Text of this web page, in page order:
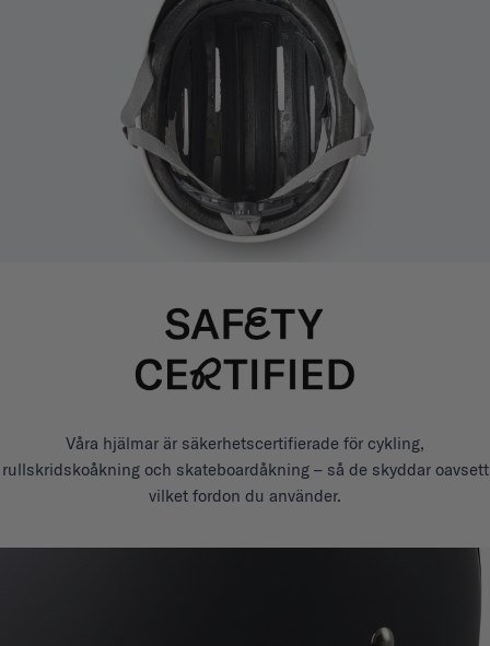
Våra hjälmar är säkerhetscertifierade för cykling,
rullskridskoåkning och skateboardåkning – så de skyddar oavsett
vilket fordon du använder.